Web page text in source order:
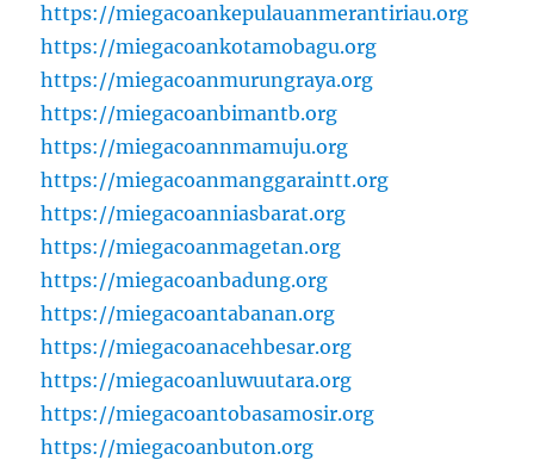
https://miegacoankepulauanmerantiriau.org
https://miegacoankotamobagu.org
https://miegacoanmurungraya.org
https://miegacoanbimantb.org
https://miegacoannmamuju.org
https://miegacoanmanggaraintt.org
https://miegacoanniasbarat.org
https://miegacoanmagetan.org
https://miegacoanbadung.org
https://miegacoantabanan.org
https://miegacoanacehbesar.org
https://miegacoanluwuutara.org
https://miegacoantobasamosir.org
https://miegacoanbuton.org